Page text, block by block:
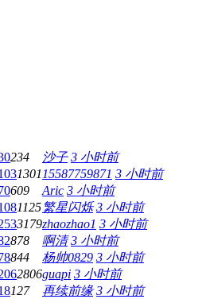
234 沙子 3 小时前
1301 15587759871 3 小时前
609 Aric 3 小时前
1125繁星闪烁 3 小时前
3179zhaozhao1 3 小时前
878 啊清 3 小时前
844 杨帅0829 3 小时前
2806guapi 3 小时前
127 再续前缘 3 小时前